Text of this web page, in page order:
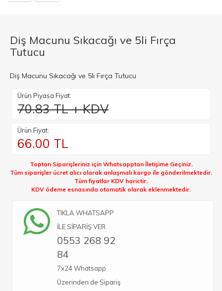
Diş Macunu Sıkacağı ve 5li Fırça
Tutucu
Diş Macunu Sıkacağı ve 5li Fırça Tutucu
Ürün Piyasa Fiyat:
70.83 TL + KDV
Ürün Fiyat:
66.00 TL
Toptan Siparişleriniz için Whatsapptan İletişime Geçiniz.
Tüm siparişler ücret alıcı olarak anlaşmalı kargo ile gönderilmektedir.
Tüm fiyatlar KDV harictir.
KDV ödeme esnasında otomatik olarak eklenmektedir.
TIKLA WHATSAPP
İLE SİPARİŞ VER
0553 268 92
84
7x24 Whatsapp
Üzerinden de Sipariş